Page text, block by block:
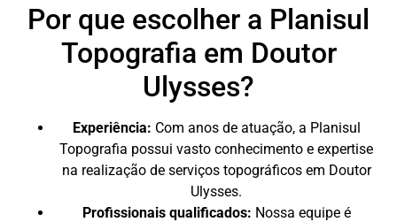
Por que escolher a Planisul
Topografia em Doutor
Ulysses?
Experiência: Com anos de atuação, a Planisul
Topografia possui vasto conhecimento e expertise
na realização de serviços topográficos em Doutor
Ulysses.
Profissionais qualificados: Nossa equipe é